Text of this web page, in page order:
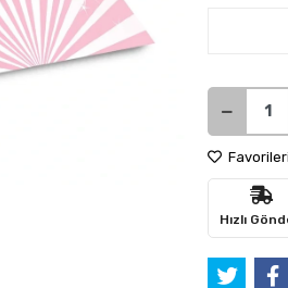
Hızlı